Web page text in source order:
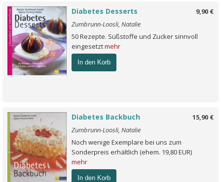
9,90 €
Diabetes Desserts
Zumbrunn-Loosli, Natalie
50 Rezepte. Süßstoffe und Zucker sinnvoll
eingesetztmehr
In den Korb
15,90 €
Diabetes Backbuch
Zumbrunn-Loosli, Natalie
Noch wenige Exemplare bei uns zum
Sonderpreis erhältlich (ehem. 19,80 EUR)
mehr
In den Korb